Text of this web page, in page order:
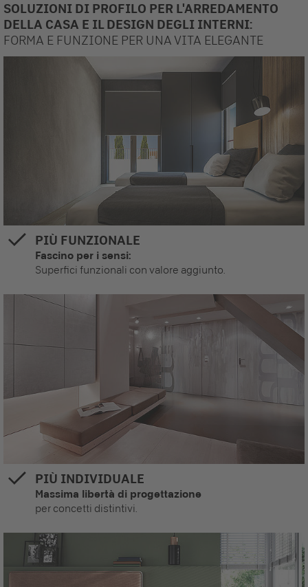
SOLUZIONI DI PROFILO PER L'ARREDAMENTO
DELLA CASA E IL DESIGN DEGLI INTERNI:
FORMA E FUNZIONE PER UNA VITA ELEGANTE
PIÙ FUNZIONALE
Fascino per i sensi:
Superfici funzionali con valore aggiunto.
PIÙ INDIVIDUALE
Massima libertà di progettazione
per concetti distintivi.